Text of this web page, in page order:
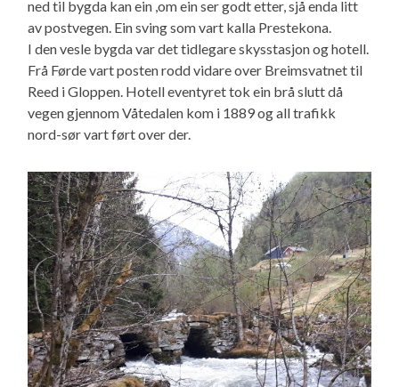
ned til bygda kan ein ,om ein ser godt etter, sjå enda litt
av postvegen. Ein sving som vart kalla Prestekona.
I den vesle bygda var det tidlegare skysstasjon og hotell.
Frå Førde vart posten rodd vidare over Breimsvatnet til
Reed i Gloppen. Hotell eventyret tok ein brå slutt då
vegen gjennom Våtedalen kom i 1889 og all trafikk
nord-sør vart ført over der.